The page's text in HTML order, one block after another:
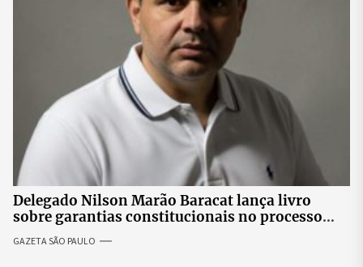
Delegado Nilson Marão Baracat lança livro
sobre garantias constitucionais no processo
penal brasileiro
GAZETA SÃO PAULO